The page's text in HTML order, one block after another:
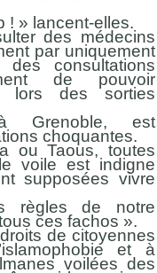
! » lancent-elles.
des médecins
par uniquement
consultations
de pouvoir
lors des sorties
Grenoble, est
choquantes.
ou Taous, toutes
voile est indigne
supposées vivre
règles de notre
ces fachos ».
de citoyennes
et à
voilées des